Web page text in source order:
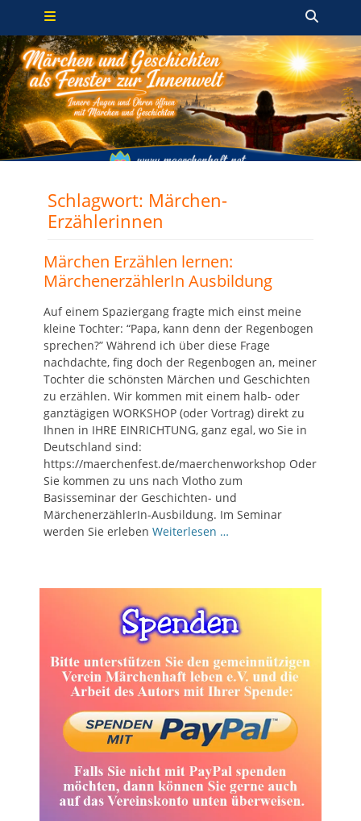
Zum
springen
Primäres Menü
Schlagwort: Märchen-
Erzählerinnen
Märchen Erzählen lernen:
MärchenerzählerIn Ausbildung
Auf einem Spaziergang fragte mich einst meine
kleine Tochter: “Papa, kann denn der Regenbogen
sprechen?” Während ich über diese Frage
nachdachte, fing doch der Regenbogen an, meiner
Tochter die schönsten Märchen und Geschichten
zu erzählen. Wir kommen mit einem halb- oder
ganztägigen WORKSHOP (oder Vortrag) direkt zu
Ihnen in IHRE EINRICHTUNG, ganz egal, wo Sie in
Deutschland sind:
https://maerchenfest.de/maerchenworkshop Oder
Sie kommen zu uns nach Vlotho zum
Basisseminar der Geschichten- und
MärchenerzählerIn-Ausbildung. Im Seminar
werden Sie erleben Weiterlesen …